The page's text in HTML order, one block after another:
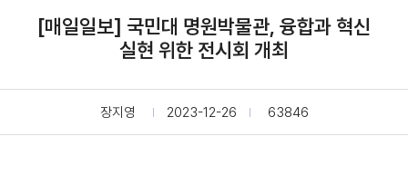
[매일일보] 국민대 명원박물관, 융합과 혁신
실현 위한 전시회 개최
장지영 2023-12-26 63846